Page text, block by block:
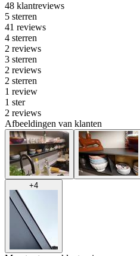
48 klantreviews
5 sterren
41 reviews
4 sterren
2 reviews
3 sterren
2 reviews
2 sterren
1 review
1 ster
2 reviews
Afbeeldingen van klanten
+4